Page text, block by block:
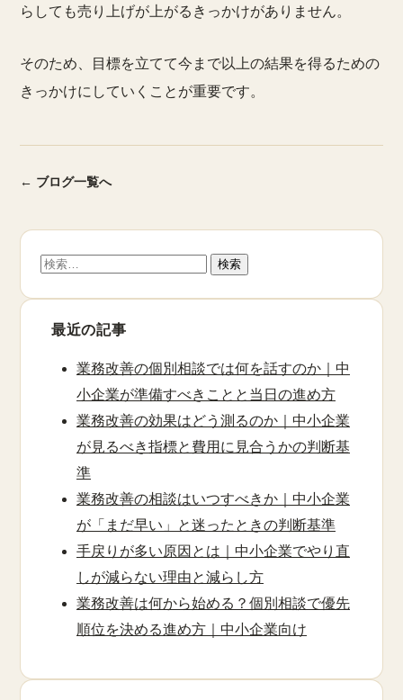
らしても売り上げが上がるきっかけがありません。
そのため、目標を立てて今まで以上の結果を得るための
きっかけにしていくことが重要です。
← ブログ一覧へ
検
最近の記事
業務改善の個別相談では何を話すのか｜中
小企業が準備すべきことと当日の進め方
業務改善の効果はどう測るのか｜中小企業
が見るべき指標と費用に見合うかの判断基
準
業務改善の相談はいつすべきか｜中小企業
が「まだ早い」と迷ったときの判断基準
手戻りが多い原因とは｜中小企業でやり直
しが減らない理由と減らし方
業務改善は何から始める？個別相談で優先
順位を決める進め方｜中小企業向け